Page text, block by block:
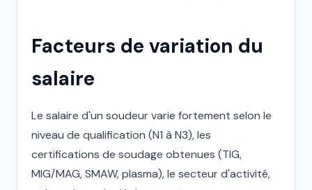
Facteurs de variation du
salaire
Le salaire d'un soudeur varie fortement selon le
niveau de qualification (N1 à N3), les
certifications de soudage obtenues (TIG,
MIG/MAG, SMAW, plasma), le secteur d'activité,